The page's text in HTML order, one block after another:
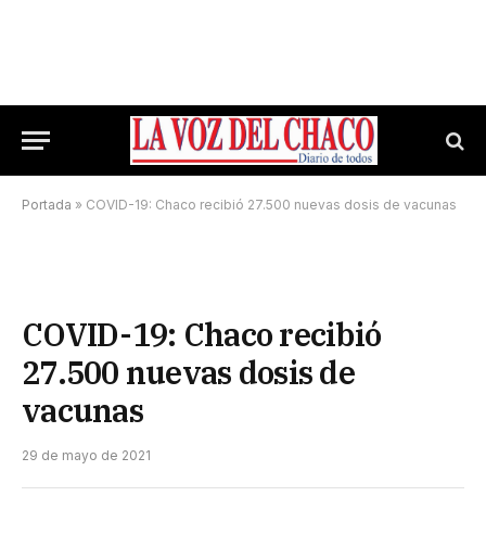
Portada » COVID-19: Chaco recibió 27.500 nuevas dosis de vacunas
COVID-19: Chaco recibió
27.500 nuevas dosis de
vacunas
29 de mayo de 2021